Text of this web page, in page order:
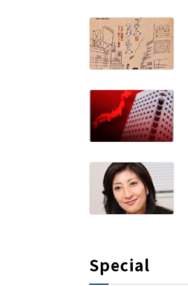
Special